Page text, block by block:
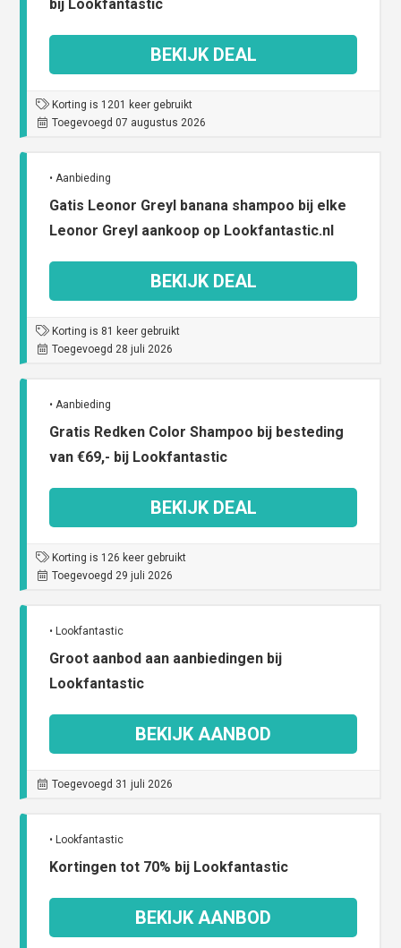
bij Lookfantastic
BEKIJK DEAL
Korting is 1201 keer gebruikt
Toegevoegd 07 augustus 2026
• Aanbieding
Gatis Leonor Greyl banana shampoo bij elke
Leonor Greyl aankoop op Lookfantastic.nl
BEKIJK DEAL
Korting is 81 keer gebruikt
Toegevoegd 28 juli 2026
• Aanbieding
Gratis Redken Color Shampoo bij besteding
van €69,- bij Lookfantastic
BEKIJK DEAL
Korting is 126 keer gebruikt
Toegevoegd 29 juli 2026
• Lookfantastic
Groot aanbod aan aanbiedingen bij
Lookfantastic
BEKIJK AANBOD
Toegevoegd 31 juli 2026
• Lookfantastic
Kortingen tot 70% bij Lookfantastic
BEKIJK AANBOD